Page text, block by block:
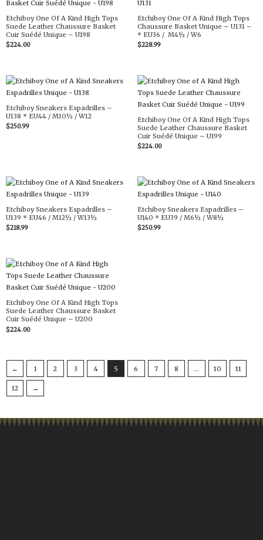
Etchiboy One Of A Kind High Tops
Suede Leather Chaussure Basket
Cuir Suédé Unique – U198
$224.00
Etchiboy One Of A Kind High Tops
Chaussure Basket Unique – U131 –
* EU36 / M4½ / W6
$228.99
Etchiboy Sneakers Espadrilles –
U138 * EU44 / M10½ / W12
$250.99
Etchiboy One Of A Kind High Tops
Suede Leather Chaussure Basket
Cuir Suédé Unique – U199
$224.00
Etchiboy Sneakers Espadrilles –
U139 * EU46 / M12½ / W13½
$218.99
Etchiboy Sneakers Espadrilles –
U140 * EU39 / M6½ / W8½
$250.99
Etchiboy One Of A Kind High Tops
Suede Leather Chaussure Basket
Cuir Suédé Unique – U200
$224.00
← 1 2 3 4 5 6 7 8 … 10 11
12 →